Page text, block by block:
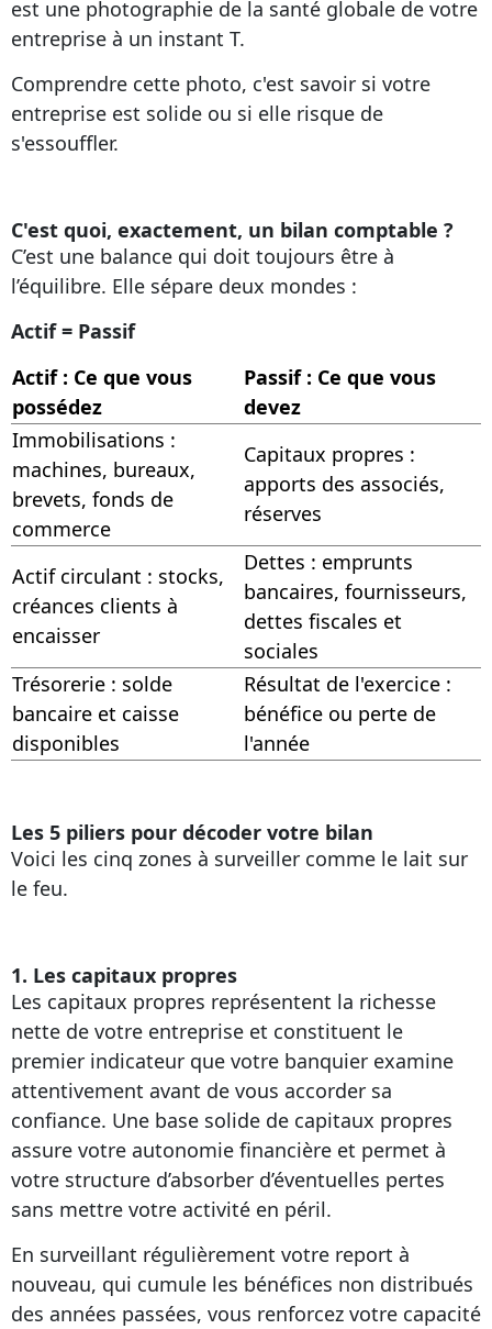
est une photographie de la santé globale de votre
entreprise à un instant T.
Comprendre cette photo, c'est savoir si votre
entreprise est solide ou si elle risque de
s'essouffler.
C'est quoi, exactement, un bilan comptable ?
C’est une balance qui doit toujours être à
l’équilibre. Elle sépare deux mondes :
Actif = Passif
Actif : Ce que vous
possédez
Passif : Ce que vous
devez
Immobilisations :
machines, bureaux,
brevets, fonds de
commerce
Capitaux propres :
apports des associés,
réserves
Actif circulant : stocks,
créances clients à
encaisser
Dettes : emprunts
bancaires, fournisseurs,
dettes fiscales et
sociales
Trésorerie : solde
bancaire et caisse
disponibles
Résultat de l'exercice :
bénéfice ou perte de
l'année
Les 5 piliers pour décoder votre bilan
Voici les cinq zones à surveiller comme le lait sur
le feu.
1. Les capitaux propres
Les capitaux propres représentent la richesse
nette de votre entreprise et constituent le
premier indicateur que votre banquier examine
attentivement avant de vous accorder sa
confiance. Une base solide de capitaux propres
assure votre autonomie financière et permet à
votre structure d’absorber d’éventuelles pertes
sans mettre votre activité en péril.
En surveillant régulièrement votre report à
nouveau, qui cumule les bénéfices non distribués
des années passées, vous renforcez votre capacité